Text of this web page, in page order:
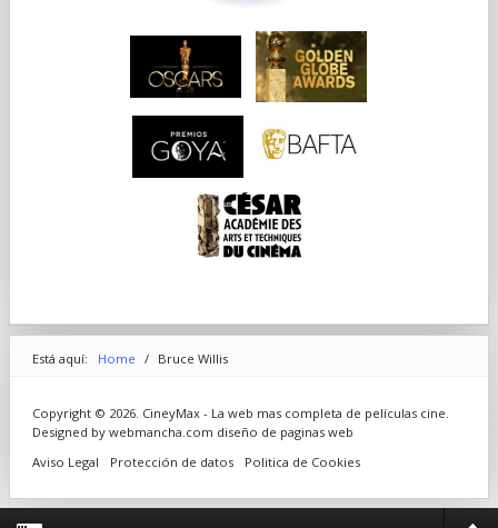
Está aquí: Home / Bruce Willis
Copyright © 2026. CineyMax - La web mas completa de películas cine.
Designed by webmancha.com diseño de paginas web
Aviso Legal
Protección de datos Politica de Cookies